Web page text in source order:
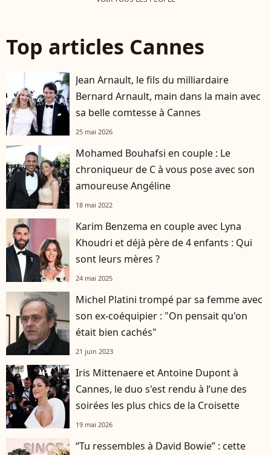
Top articles Cannes
Jean Arnault, le fils du milliardaire
Bernard Arnault, main dans la main avec
sa belle comtesse à Cannes
25 mai 2026
Mohamed Bouhafsi en couple : Le
chroniqueur de C à vous pose avec son
amoureuse Angéline
18 mai 2022
Karim Benzema en couple avec Lyna
Khoudri et déjà père de 4 enfants : Qui
sont leurs mères ?
24 mai 2025
Michel Platini trompé par sa femme avec
son ex-coéquipier : "On pensait qu'on
était bien cachés"
21 juin 2023
Iris Mittenaere et Antoine Dupont à
Cannes, le duo s'est rendu à l’une des
soirées les plus chics de la Croisette
19 mai 2026
“Tu ressembles à David Bowie” : cette